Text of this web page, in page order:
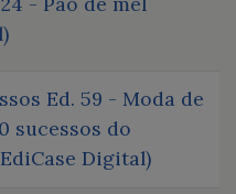
Ed. 59 - Moda de
sucessos do
Digital)